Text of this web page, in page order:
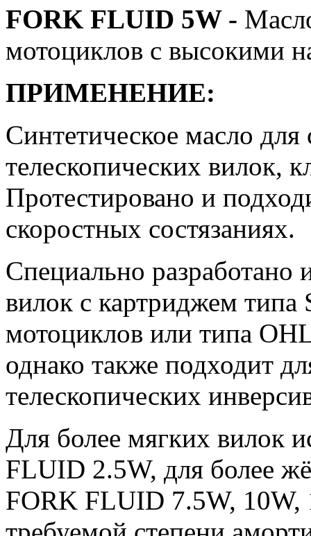
FORK FLUID 5W -
мотоциклов с высокими
ПРИМЕНЕНИЕ:
Синтетическое масло
телескопических вилок,
Протестировано и
скоростных состязаниях.
Специально разработано
вилок c картриджем
мотоциклов или типа
однако также подходит
телескопических
Для более мягких вилок
FLUID 2.5W, для более
FORK FLUID 7.5W, 10W,